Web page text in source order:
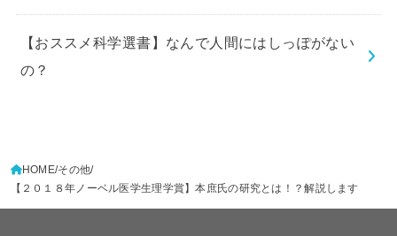
【おススメ科学選書】なんで人間にはしっぽがない
の？
HOME その他
【２０１８年ノーベル医学生理学賞】本庶氏の研究とは！？解説します